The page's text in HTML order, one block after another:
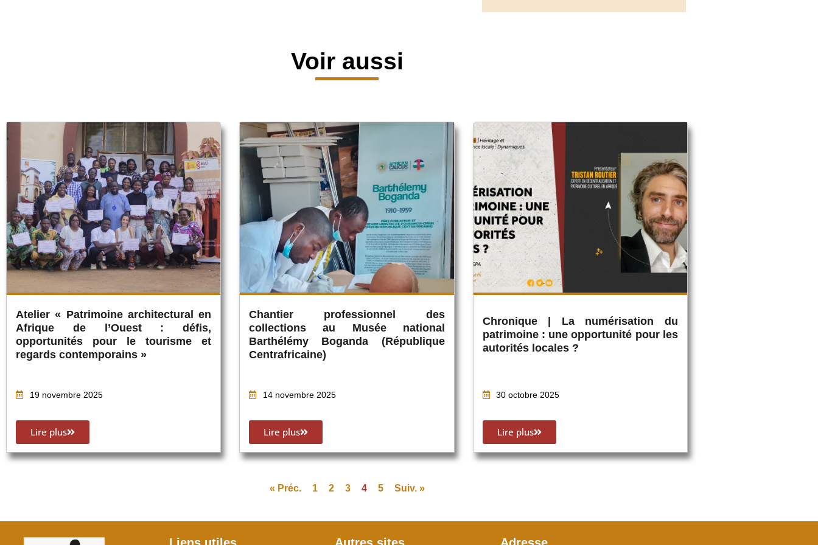
Voir aussi
Atelier « Patrimoine architectural en
Afrique de l’Ouest : défis,
opportunités pour le tourisme et
regards contemporains »
19 novembre 2025
Lire plus
Chantier professionnel des
collections au Musée national
Barthélémy Boganda (République
Centrafricaine)
14 novembre 2025
Lire plus
Chronique | La numérisation du
patrimoine : une opportunité pour les
autorités locales ?
30 octobre 2025
Lire plus
« Préc. 1 2 3 4 5 Suiv. »